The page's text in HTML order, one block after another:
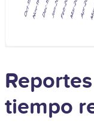
tiempo